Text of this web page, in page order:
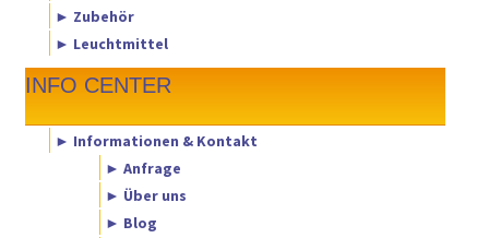
► Zubehör
► Leuchtmittel
INFO CENTER
► Informationen & Kontakt
► Anfrage
► Über uns
► Blog